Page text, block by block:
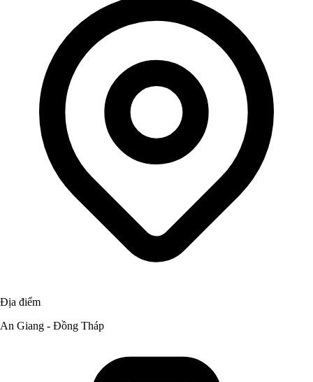
Địa điểm
An Giang - Đồng Tháp